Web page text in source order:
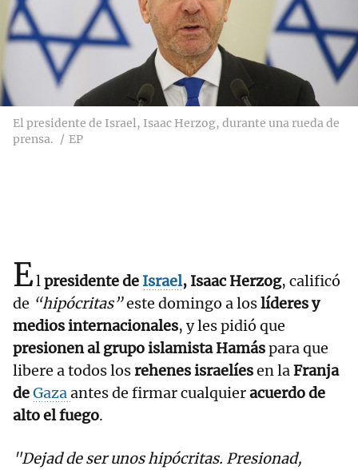
El presidente de Israel, Isaac Herzog, durante una rueda de
prensa.
EP
Elpresidente de Israel, Isaac Herzog, calificó
de “hipócritas”este domingo a loslíderes y
medios internacionales, y les pidió que
presionen al grupo islamista Hamáspara que
libere a todos losrehenes israelíesen laFranja
deGazaantes de firmar cualquieracuerdo de
alto el fuego.
"Dejad de ser unos hipócritas. Presionad,